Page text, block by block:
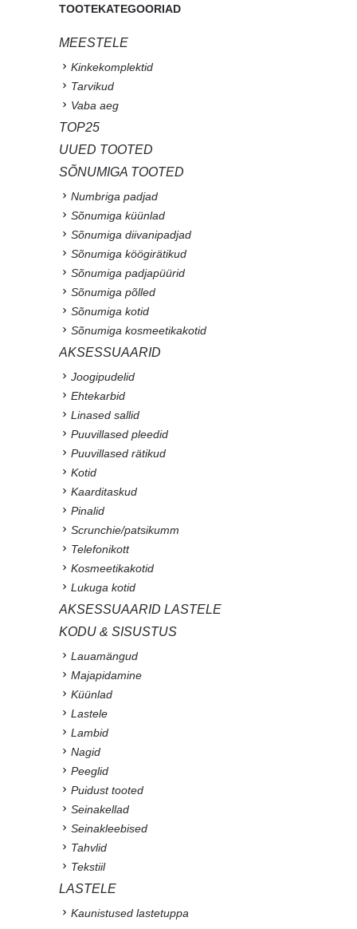
TOOTEKATEGOORIAD
MEESTELE
Kinkekomplektid
Tarvikud
Vaba aeg
TOP25
UUED TOOTED
SÕNUMIGA TOOTED
Numbriga padjad
Sõnumiga küünlad
Sõnumiga diivanipadjad
Sõnumiga köögirätikud
Sõnumiga padjapüürid
Sõnumiga põlled
Sõnumiga kotid
Sõnumiga kosmeetikakotid
AKSESSUAARID
Joogipudelid
Ehtekarbid
Linased sallid
Puuvillased pleedid
Puuvillased rätikud
Kotid
Kaarditaskud
Pinalid
Scrunchie/patsikumm
Telefonikott
Kosmeetikakotid
Lukuga kotid
AKSESSUAARID LASTELE
KODU & SISUSTUS
Lauamängud
Majapidamine
Küünlad
Lastele
Lambid
Nagid
Peeglid
Puidust tooted
Seinakellad
Seinakleebised
Tahvlid
Tekstiil
LASTELE
Kaunistused lastetuppa